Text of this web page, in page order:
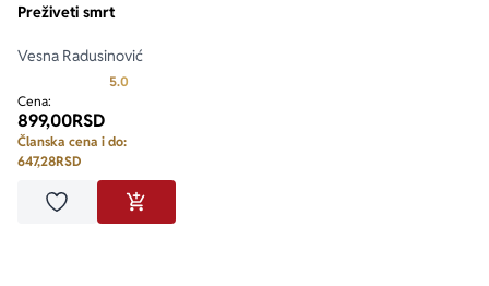
Preživeti smrt
Vesna Radusinović
5.0
Cena:
899,00RSD
Članska cena i do:
647,28RSD
Dodaj u omiljeneDODAJ U KORPU